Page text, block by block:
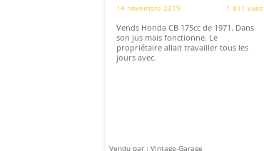
14 novembre 2019
1 811 vues
Vends Honda CB 175cc de 1971. Dans
son jus mais fonctionne. Le
propriétaire allait travailler tous les
jours avec.
Vendu par : Vintage-Garage